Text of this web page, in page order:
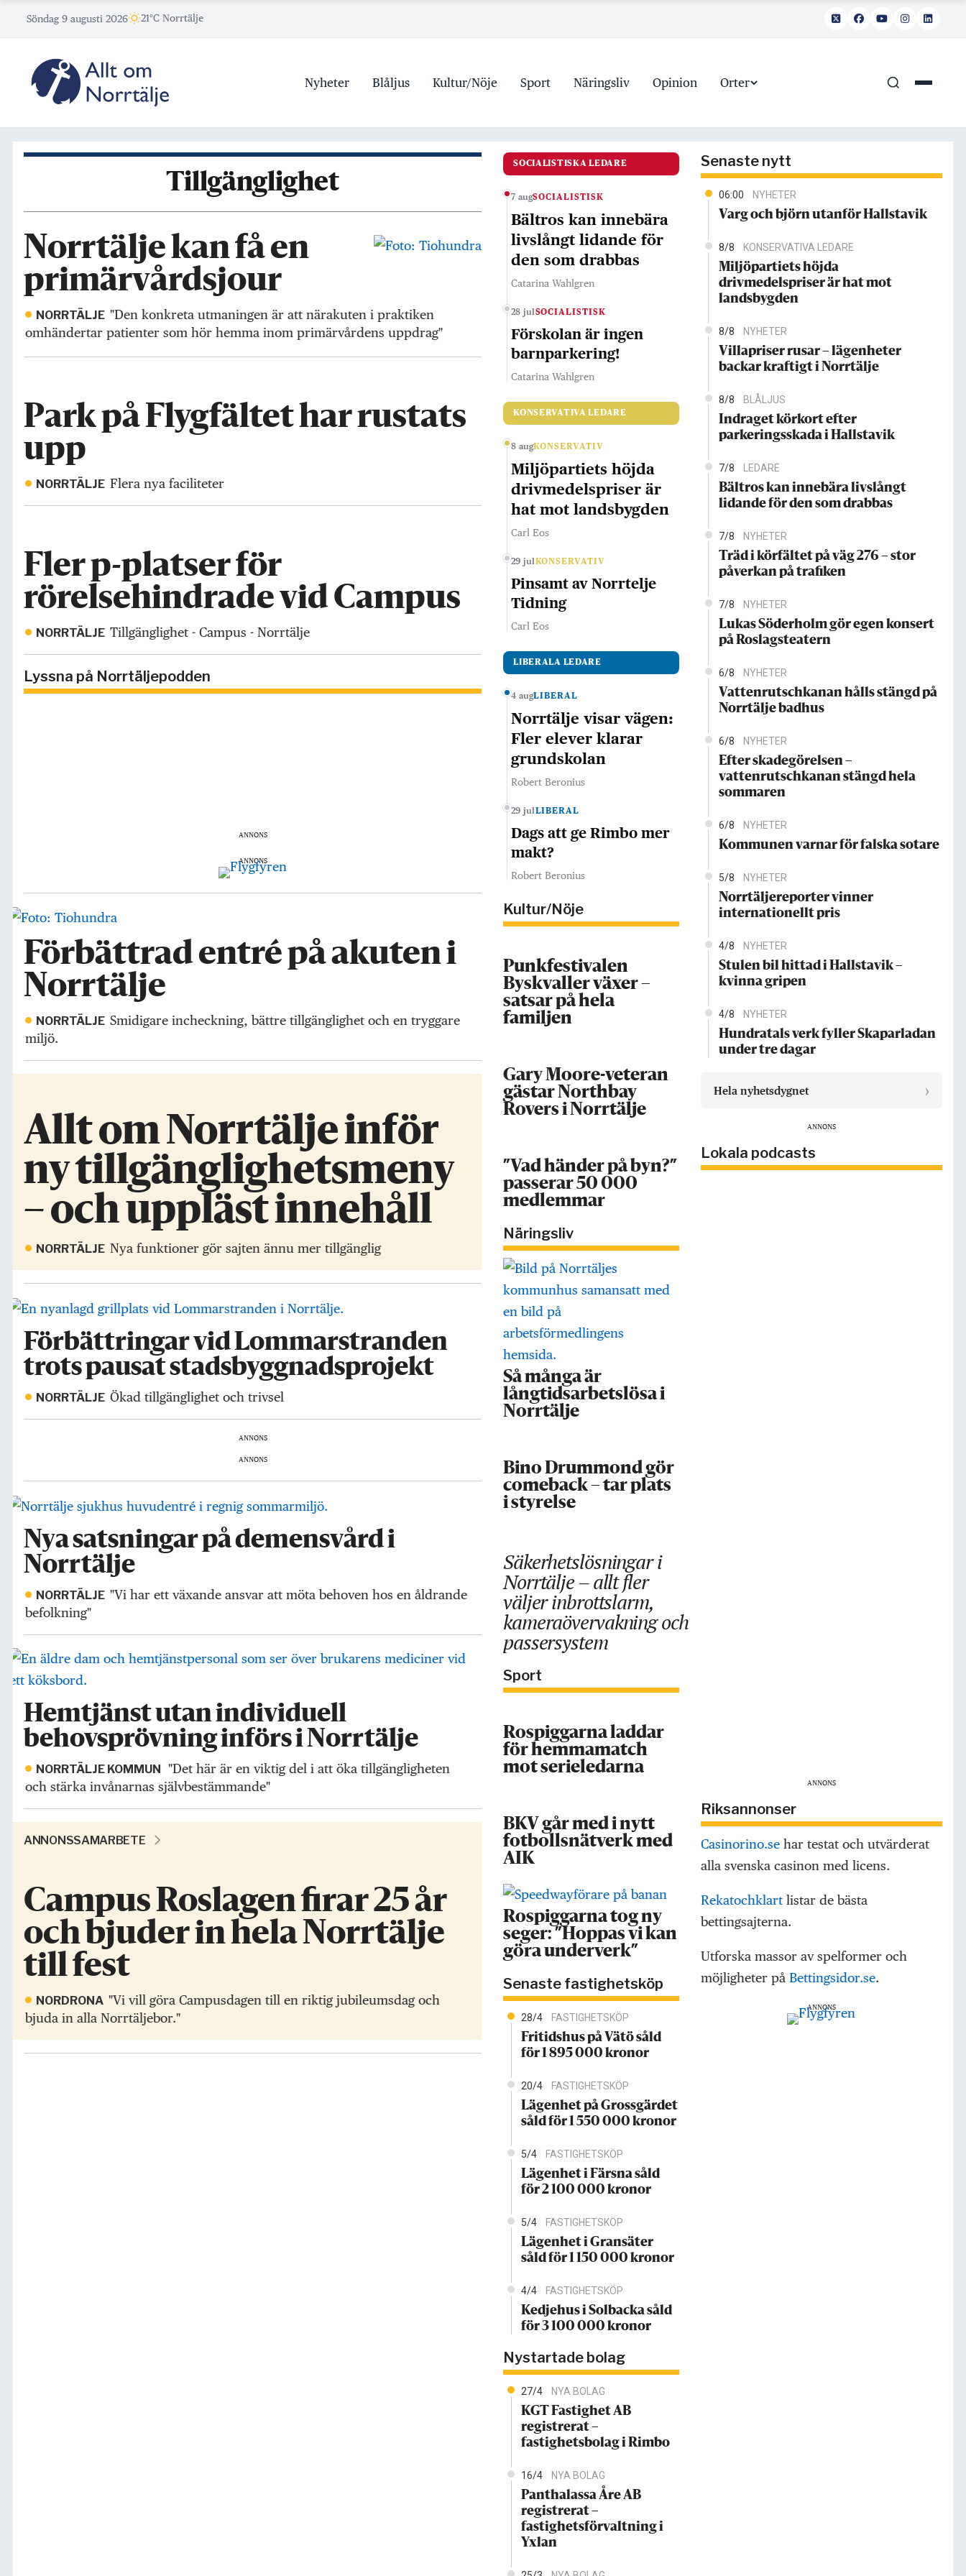
Söndag 9 augusti 2026 21°C Norrtälje
Nyheter Blåljus Kultur/Nöje Sport Näringsliv Opinion Orter
Tillgänglighet
Norrtälje kan få en
primärvårdsjour
NORRTÄLJE "Den konkreta utmaningen är att närakuten i praktiken
omhändertar patienter som hör hemma inom primärvårdens uppdrag"
Park på Flygfältet har rustats
upp
NORRTÄLJE Flera nya faciliteter
Fler p-platser för
rörelsehindrade vid Campus
NORRTÄLJE Tillgänglighet - Campus - Norrtälje
Lyssna på Norrtäljepodden
ANNONS
ANNONS
Förbättrad entré på akuten i
Norrtälje
NORRTÄLJE Smidigare incheckning, bättre tillgänglighet och en tryggare
miljö.
Allt om Norrtälje inför
ny tillgänglighetsmeny
– och uppläst innehåll
NORRTÄLJE Nya funktioner gör sajten ännu mer tillgänglig
Förbättringar vid Lommarstranden
trots pausat stadsbyggnadsprojekt
NORRTÄLJE Ökad tillgänglighet och trivsel
ANNONS
ANNONS
Nya satsningar på demensvård i
Norrtälje
NORRTÄLJE "Vi har ett växande ansvar att möta behoven hos en åldrande
befolkning"
Hemtjänst utan individuell
behovsprövning införs i Norrtälje
NORRTÄLJE KOMMUN "Det här är en viktig del i att öka tillgängligheten
och stärka invånarnas självbestämmande"
ANNONSSAMARBETE
Campus Roslagen firar 25 år
och bjuder in hela Norrtälje
till fest
NORDRONA "Vi vill göra Campusdagen till en riktig jubileumsdag och
bjuda in alla Norrtäljebor."
SOCIALISTISKA LEDARE
7 augSOCIALISTISK
Bältros kan innebära
livslångt lidande för
den som drabbas
Catarina Wahlgren
28 julSOCIALISTISK
Förskolan är ingen
barnparkering!
Catarina Wahlgren
KONSERVATIVA LEDARE
8 augKONSERVATIV
Miljöpartiets höjda
drivmedelspriser är
hat mot landsbygden
Carl Eos
29 julKONSERVATIV
Pinsamt av Norrtelje
Tidning
Carl Eos
LIBERALA LEDARE
4 augLIBERAL
Norrtälje visar vägen:
Fler elever klarar
grundskolan
Robert Beronius
29 julLIBERAL
Dags att ge Rimbo mer
makt?
Robert Beronius
Kultur/Nöje
Punkfestivalen
Byskvaller växer –
satsar på hela
familjen
Gary Moore-veteran
gästar Northbay
Rovers i Norrtälje
”Vad händer på byn?”
passerar 50 000
medlemmar
Näringsliv
Så många är
långtidsarbetslösa i
Norrtälje
Bino Drummond gör
comeback – tar plats
i styrelse
Säkerhetslösningar i
Norrtälje – allt fler
väljer inbrottslarm,
kameraövervakning och
passersystem
Sport
Rospiggarna laddar
för hemmamatch
mot serieledarna
BKV går med i nytt
fotbollsnätverk med
AIK
Rospiggarna tog ny
seger: ”Hoppas vi kan
göra underverk”
Senaste fastighetsköp
28/4 FASTIGHETSKÖP
Fritidshus på Vätö såld
för 1 895 000 kronor
20/4 FASTIGHETSKÖP
Lägenhet på Grossgärdet
såld för 1 550 000 kronor
5/4 FASTIGHETSKÖP
Lägenhet i Färsna såld
för 2 100 000 kronor
5/4 FASTIGHETSKÖP
Lägenhet i Gransäter
såld för 1 150 000 kronor
4/4 FASTIGHETSKÖP
Kedjehus i Solbacka såld
för 3 100 000 kronor
Nystartade bolag
27/4 NYA BOLAG
KGT Fastighet AB
registrerat –
fastighetsbolag i Rimbo
16/4 NYA BOLAG
Panthalassa Åre AB
registrerat –
fastighetsförvaltning i
Yxlan
Senaste nytt
06:00 NYHETER
Varg och björn utanför Hallstavik
8/8 KONSERVATIVA LEDARE
Miljöpartiets höjda
drivmedelspriser är hat mot
landsbygden
8/8 NYHETER
Villapriser rusar – lägenheter
backar kraftigt i Norrtälje
8/8 BLÅLJUS
Indraget körkort efter
parkeringsskada i Hallstavik
7/8 LEDARE
Bältros kan innebära livslångt
lidande för den som drabbas
7/8 NYHETER
Träd i körfältet på väg 276 – stor
påverkan på trafiken
7/8 NYHETER
Lukas Söderholm gör egen konsert
på Roslagsteatern
6/8 NYHETER
Vattenrutschkanan hålls stängd på
Norrtälje badhus
6/8 NYHETER
Efter skadegörelsen –
vattenrutschkanan stängd hela
sommaren
6/8 NYHETER
Kommunen varnar för falska sotare
5/8 NYHETER
Norrtäljereporter vinner
internationellt pris
4/8 NYHETER
Stulen bil hittad i Hallstavik –
kvinna gripen
4/8 NYHETER
Hundratals verk fyller Skaparladan
under tre dagar
Hela nyhetsdygnet ›
ANNONS
Lokala podcasts
ANNONS
Riksannonser
Casinorino.sehar testat och utvärderat
alla svenska casinon med licens.
Rekatochklartlistar de bästa
bettingsajterna.
Utforska massor av spelformer och
möjligheter på Bettingsidor.se.
ANNONS